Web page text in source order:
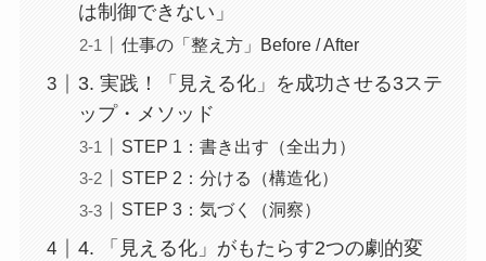
は制御できない」
仕事の「整え方」Before / After
3. 実践！「見える化」を成功させる3ステ
ップ・メソッド
STEP 1：書き出す（全出力）
STEP 2：分ける（構造化）
STEP 3：気づく（洞察）
4. 「見える化」がもたらす2つの劇的変